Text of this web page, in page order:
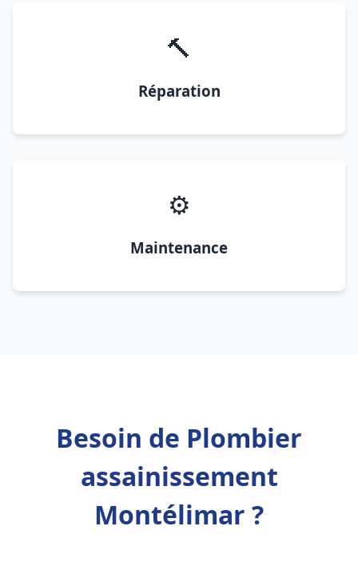
🔨
Réparation
⚙️
Maintenance
Besoin de Plombier
assainissement
Montélimar ?